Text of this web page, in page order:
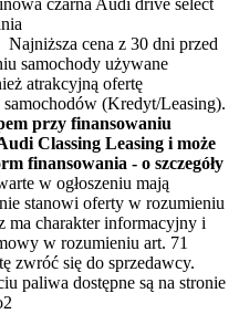
czarna Audi drive select
cena z 30 dni przed
samochody używane
atrakcyjną ofertę
(Kredyt/Leasing).
przy finansowaniu
Classing Leasing i może
finansowania - o szczegóły
w ogłoszeniu mają
stanowi oferty w rozumieniu
ma charakter informacyjny i
w rozumieniu art. 71
zwróć się do sprzedawcy.
paliwa dostępne są na stronie